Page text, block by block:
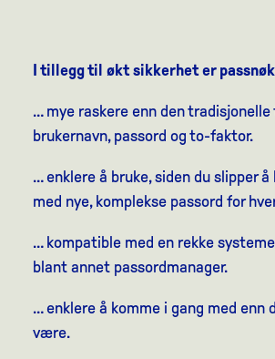
I tillegg til økt sikkerhet er
… mye raskere enn den
brukernavn, passord og to-faktor.
… enklere å bruke, siden du slipper å
med nye, komplekse passord for
… kompatible med en rekke
blant annet passordmanager.
… enklere å komme i gang med enn
være.